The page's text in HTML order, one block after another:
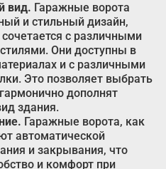
вид. Гаражные ворота
и стильный дизайн,
с различными
Они доступны в
и с различными
Это позволяет выбрать
дополнят
здания.
Гаражные ворота, как
автоматической
и закрывания, что
и комфорт при